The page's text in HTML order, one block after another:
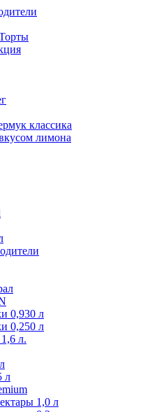
классика
лимона
0,930 л
0,250 л
л.
л
1,0 л